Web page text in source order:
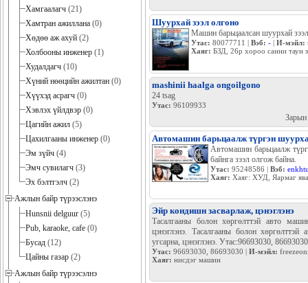
Хамгаалагч (21)
Хамтран ажиллана (0)
Хөдөө аж ахуй (2)
Холбооны инженер (1)
Худалдагч (10)
Хүний нөөцийн ажилтан (0)
Хүүхэд асрагч (0)
Хэвлэх үйлдвэр (0)
Цагийн ажил (5)
Цахилгааны инженер (0)
Эм зүйч (4)
Эмч сувилагч (3)
Эх бэлтгэлч (2)
Ажлын байр түрээслэнэ
Hunsnii delguur (5)
Pub, karaoke, cafe (0)
Бусад (12)
Цайны газар (2)
Ажлын байр түрээсэлнэ
Шуурхай зээл олгоно
Машин барьцаалсан шуурхай
Утас: 80077711 |Вэб: - |И-мэйл:
Хаяг: БЗД, 26р хороо санни таун
mashinii haalga ongoilgono
24 tsag
Утас: 96109933
Автомашин барьцаалж түргэн
Автомашин барьцаалж
байнга зээл олгож байна.
Утас: 95248586 | Вэб:
Хаяг: Хаяг: ХУД, Яармаг
Эйр кондишн засварлаж, цэнэглэнэ
Тасалгааны болон хөргөлттэй авто
цэнэглэнэ. Тасалгааны болон
угсарна, цэнэглэнэ. Утас:96693030, 86693030
Утас: 96693030, 86693030 | И-мэйл:
Хаяг: нисдэг машин